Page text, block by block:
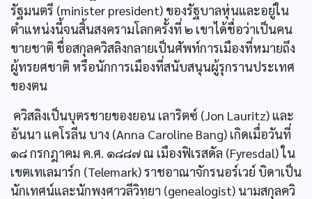
รัฐมนตรี (minister president) ของรัฐบาลหุ่นและอยู่ใน
ตำแหน่งนี้จนสิ้นสงครามโลกครั้งที่ ๒ เขาได้ชื่อว่าเป็นคน
ขายชาติ ชื่อสกุลควิสลิงกลายเป็นศัพท์การเมืองที่หมายถึง
ผู้ทรยศชาติ หรือนักการเมืองที่สนับสนุนผู้รุกรานประเทศ
ของตน
ควิสลิงเป็นบุตรชายของยอน เลาริตซ์ (Jon Lauritz) และ
อันนา แคโรลีน บาง (Anna Caroline Bang) เกิดเมื่อวันที่
๑๘ กรกฎาคม ค.ศ. ๑๘๘๗ ณ เมืองฟิเรสดัล (Fyresdal) ใน
เขตเทเลมาร์ก (Telemark) ราชอาณาจักรนอร์เวย์ บิดาเป็น
นักเทศน์และนักพงศาวลีวิทยา (genealogist) นามสกุลควิ